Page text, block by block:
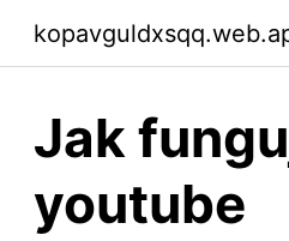
Jak
youtube